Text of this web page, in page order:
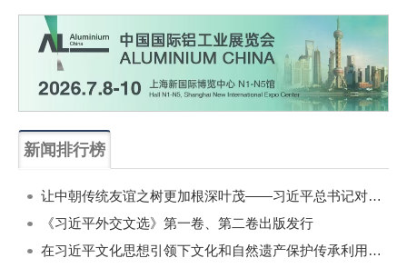
新闻排行榜
让中朝传统友谊之树更加根深叶茂——习近平总书记对朝鲜进行国事访问纪实
《习近平外交文选》第一卷、第二卷出版发行
在习近平文化思想引领下文化和自然遗产保护传承利用工作开创新局面